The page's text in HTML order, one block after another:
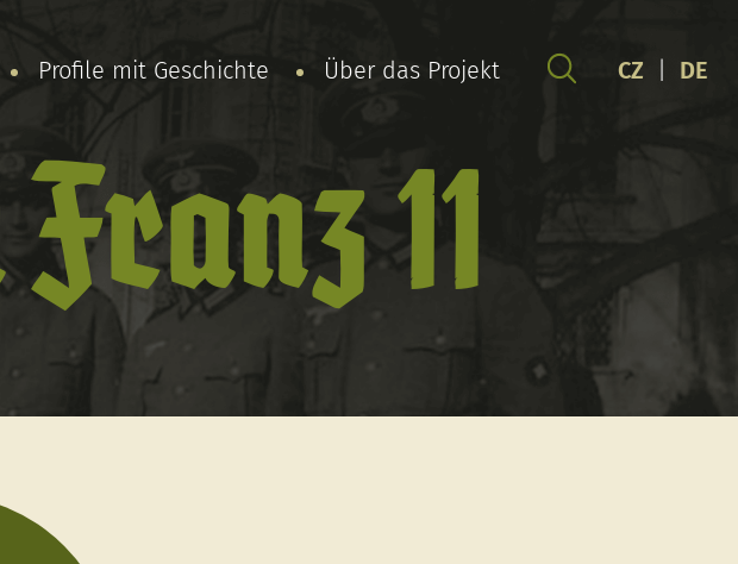
Profile mit Geschichte Über das Projekt CZ DE
11